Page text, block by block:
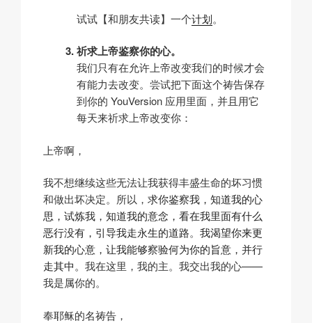
试试【和朋友共读】一个计划。
祈求上帝鉴察你的心。
我们只有在允许上帝改变我们的时候才会
有能力去改变。尝试把下面这个祷告保存
到你的 YouVersion 应用里面，并且用它
每天来祈求上帝改变你：
上帝啊，
我不想继续这些无法让我获得丰盛生命的坏习惯
和做出坏决定。所以， 求你鉴察我，知道我的心
思，试炼我，知道我的意念，看在我里面有什么
恶行没有，引导我走永生的道路。 我渴望你来更
新我的心意，让我能够察验何为你的旨意，并行
走其中。 我在这里，我的主。我交出我的心——
我是属你的。
奉耶稣的名祷告，